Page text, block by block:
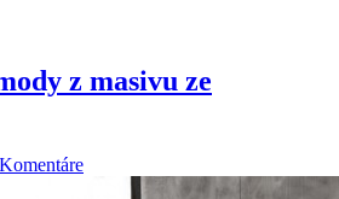
z masivu ze